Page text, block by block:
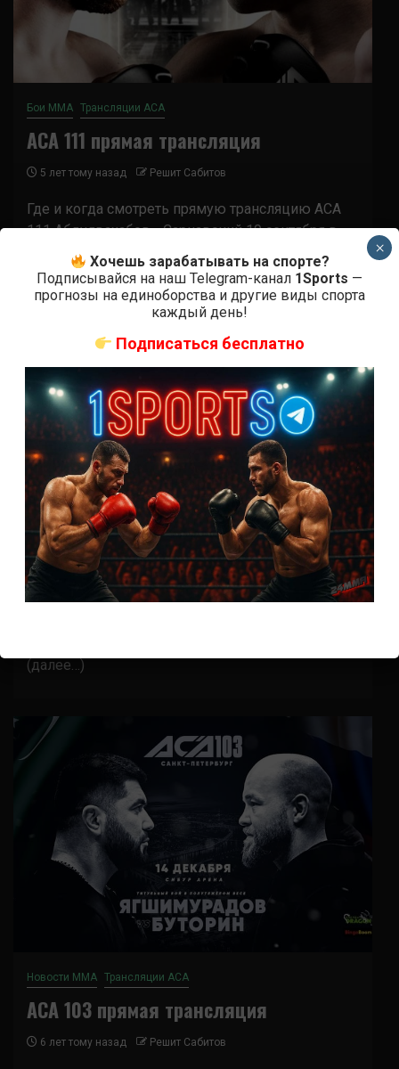
Бои ММА Трансляции ACA
ACA 111 прямая трансляция
5 лет тому назад Решит Сабитов
Где и когда смотреть прямую трансляцию ACA
111 Абдулвахабов - Сарнавский 19 сентября в
17:00 мск начнется турнир АСА 111!...
Бои ММА
Юсуф Раисов – Раймундо Батиста
(далее…)
Новости ММА Трансляции ACA
ACA 103 прямая трансляция
6 лет тому назад Решит Сабитов
Хочешь зарабатывать на спорте?
Подписывайся на наш Telegram-канал 1Sports —
прогнозы на единоборства и другие виды спорта
каждый день!
Подписаться бесплатно
×